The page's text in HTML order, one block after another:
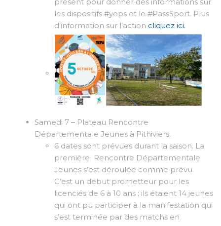
les dispositifs #yeps et le #PassSport. Plus
d’information sur l’action cliquez ici.
Samedi 7 – Plateau Rencontre
Départementale Jeunes à Pithiviers.
6 dates sont prévues durant la saison. La
première Rencontre Départementale
Jeunes s’est déroulée comme prévu.
C’est un début prometteur pour les
licenciés de 6 à 10 ans ; ils étaient 14 jeunes
qui ont pu participer à la manifestation qui
s’est terminée par des matchs en